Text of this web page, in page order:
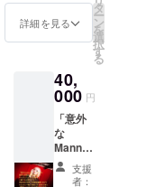
の平日
or土日
きのプ
ラン 場
所/渋谷
のカラ
オケ 人
数/マン
ツーマ
ンorグ
ループ
(1回8人
まで) 時
詳細を見る
タ
ー
ン
を
選
択
す
る
40,
000 円
「意外
な
Mannie
」 意外
と料理
支援
者：